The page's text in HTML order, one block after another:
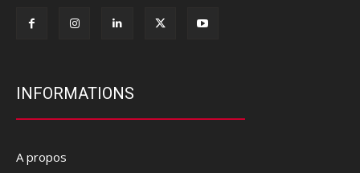
INFORMATIONS
A propos